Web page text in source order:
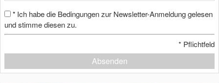
* Ich habe die Bedingungen zur Newsletter-Anmeldung gelesen
und stimme diesen zu.
* Pflichtfeld
Absenden